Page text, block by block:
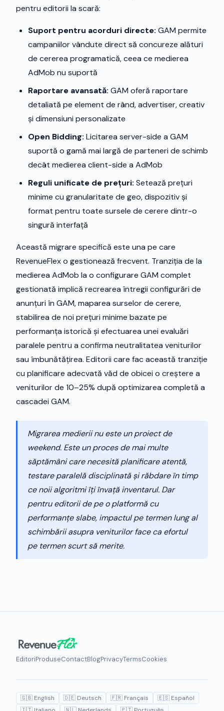
pentru editorii la scară:
Suport pentru acorduri directe: GAM permite
campaniilor vândute direct să concureze alături
de cererea programatică, ceea ce medierea
AdMob nu suportă
Raportare avansată: GAM oferă raportare
detaliată pe element de rând, advertiser, creativ
și dimensiuni personalizate
Open Bidding: Licitarea server-side a GAM
suportă o gamă mai largă de parteneri de schimb
decât medierea client-side a AdMob
Reguli unificate de prețuri: Setează prețuri
minime cu granularitate de geo, dispozitiv și
format pentru toate sursele de cerere dintr-o
singură interfață
Această migrare specifică este una pe care
RevenueFlex o gestionează frecvent. Tranziția de la
medierea AdMob la o configurare GAM complet
gestionată implică recrearea întregii configurări de
anunțuri în GAM, maparea surselor de cerere,
stabilirea de noi prețuri minime bazate pe
performanța istorică și efectuarea unei evaluări
paralele pentru a confirma neutralitatea veniturilor
sau îmbunătățirea. Editorii care fac această tranziție
cu planificare adecvată văd de obicei o creștere a
veniturilor de 10–25% după optimizarea completă a
cascadei GAM.
Migrarea medierii nu este un proiect de
weekend. Este un proces de mai multe
săptămâni care necesită planificare atentă,
testare paralelă disciplinată și răbdare în timp
ce noii algoritmi îți învață inventarul. Dar
pentru editorii de pe o platformă cu
performanțe slabe, impactul pe termen lung al
schimbării asupra veniturilor face ca efortul
pe termen scurt să merite.
EditoriProduseContactBlogPrivacyTermsCookies
🇬🇧 English 🇩🇪 Deutsch 🇫🇷 Français
🇪🇸 Español